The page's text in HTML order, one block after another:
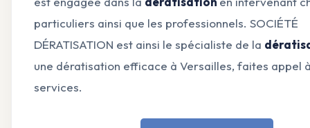
particuliers ainsi que les professionnels. SOCIÉTÉ
DÉRATISATION est ainsi le spécialiste de la
une dératisation efficace à Versailles, faites appel
services.